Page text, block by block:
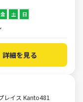
金 土 日
詳細を見る
レイス Kanto481